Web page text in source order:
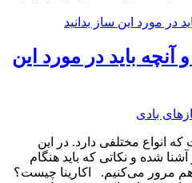
آنچه باید در مورد این
بادی
انواع مختلفی دارد. در این
شده و نکاتی که باید هنگام
هم مرور می‌کنیم. اکارینا چیست؟